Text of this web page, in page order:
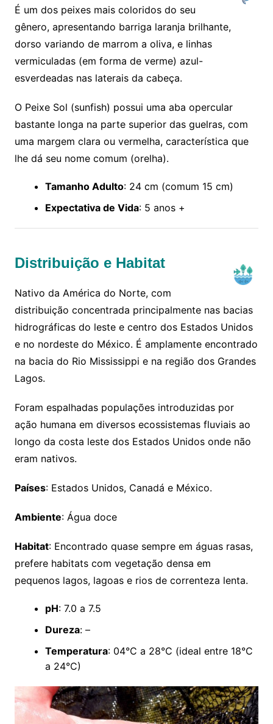
É um dos peixes mais coloridos do seu
gênero, apresentando barriga laranja brilhante,
dorso variando de marrom a oliva, e linhas
vermiculadas (em forma de verme) azul-
esverdeadas nas laterais da cabeça.
O Peixe Sol (sunfish) possui uma aba opercular
bastante longa na parte superior das guelras, com
uma margem clara ou vermelha, característica que
lhe dá seu nome comum (orelha).
Tamanho Adulto: 24 cm (comum 15 cm)
Expectativa de Vida: 5 anos +
Distribuição e Habitat
Nativo da América do Norte, com
distribuição concentrada principalmente nas bacias
hidrográficas do leste e centro dos Estados Unidos
e no nordeste do México. É amplamente encontrado
na bacia do Rio Mississippi e na região dos Grandes
Lagos.
Foram espalhadas populações introduzidas por
ação humana em diversos ecossistemas fluviais ao
longo da costa leste dos Estados Unidos onde não
eram nativos.
Países: Estados Unidos, Canadá e México.
Ambiente: Água doce
Habitat: Encontrado quase sempre em águas rasas,
prefere habitats com vegetação densa em
pequenos lagos, lagoas e rios de correnteza lenta.
pH: 7.0 a 7.5
Dureza: –
Temperatura: 04°C a 28°C (ideal entre 18°C
a 24°C)